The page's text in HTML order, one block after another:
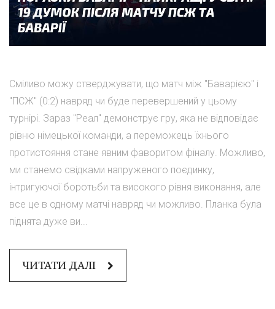
Сміливо можу стверджувати, що матч між "Баварією" і
"ПСЖ" (0:2) навряд чи буде перевершений у цьому
турнірі. Зараз "Реал" демонструє гру, яка не відповідає
рівню німецької команди, а переможець їхнього
протистояння стане явним фаворитом фіналу. Можливо,
ми станемо свідками напруженого поєдинку,
інтригуючої боротьби та високого рівня виконання, але
все це в одному матчі навряд чи можливо. Планка була
піднята дуже ви...
ЧИТАТИ ДАЛІ